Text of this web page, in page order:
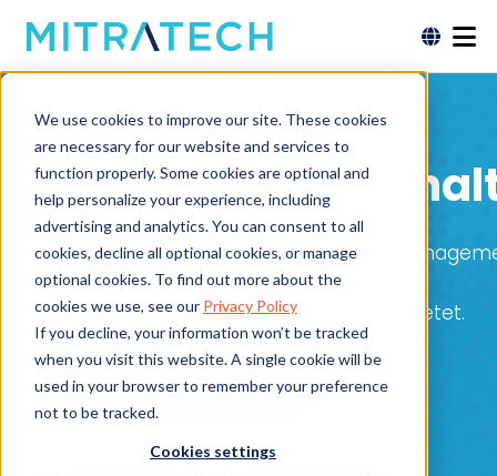
We use cookies to improve our site. These cookies
are necessary for our website and services to
function properly. Some cookies are optional and
help personalize your experience, including
advertising and analytics. You can consent to all
cookies, decline all optional cookies, or manage
optional cookies. To find out more about the
cookies we use, see our Privacy Policy
If you decline, your information won’t be tracked
when you visit this website. A single cookie will be
used in your browser to remember your preference
not to be tracked.
Cookies settings
Verwaltung von
Wie Best-in-Class Enterprise Content
eine zentrale Quelle der Wahrheit für alle
Unternehmensdaten und -dokumente bietet.
Kontakt zu einem Experten